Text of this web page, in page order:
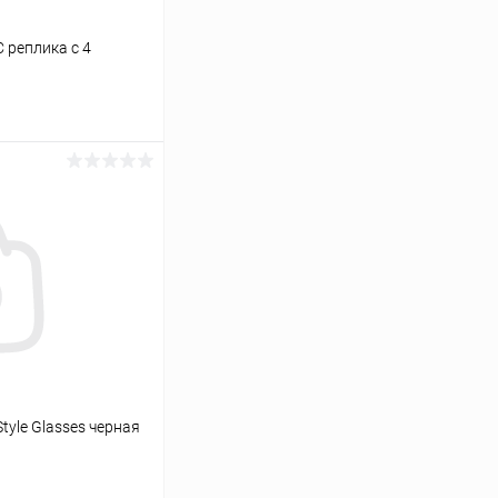
реплика с 4
Glasses черная